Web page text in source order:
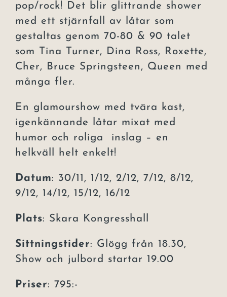
pop/rock! Det blir glittrande shower
med ett stjärnfall av låtar som
gestaltas genom 70-80 & 90 talet
som Tina Turner, Dina Ross, Roxette,
Cher, Bruce Springsteen, Queen med
många fler.
En glamourshow med tvära kast,
igenkännande låtar mixat med
humor och roliga inslag – en
helkväll helt enkelt!
Datum: 30/11, 1/12, 2/12, 7/12, 8/12,
9/12, 14/12, 15/12, 16/12
Plats: Skara Kongresshall
Sittningstider: Glögg från 18.30,
Show och julbord startar 19.00
Priser: 795:-